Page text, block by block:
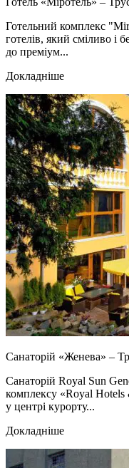
Готельний комплекс
готелів, який сміливо і
до преміум...
Докладніше
Санаторій «Женева» –
Санаторій Royal Sun
комплексу «Royal Hotels
у центрі курорту...
Докладніше